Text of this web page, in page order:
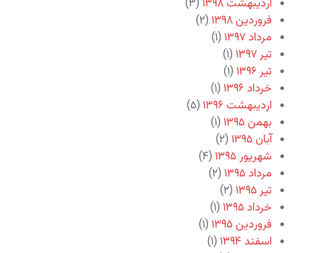
اردیبهشت ۱۳۹۸
(۳)
فروردین ۱۳۹۸
(۲)
مرداد ۱۳۹۷
(۱)
تیر ۱۳۹۷
(۱)
تیر ۱۳۹۶
(۱)
خرداد ۱۳۹۶
(۱)
اردیبهشت ۱۳۹۶
(۵)
بهمن ۱۳۹۵
(۱)
آبان ۱۳۹۵
(۲)
شهریور ۱۳۹۵
(۴)
مرداد ۱۳۹۵
(۲)
تیر ۱۳۹۵
(۲)
خرداد ۱۳۹۵
(۱)
فروردین ۱۳۹۵
(۱)
اسفند ۱۳۹۴
(۱)